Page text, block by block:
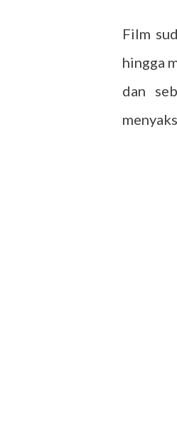
Film
hingga
dan